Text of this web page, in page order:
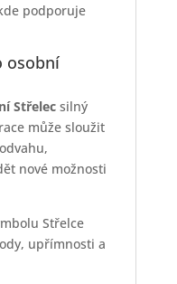
podporuje
osobní
Střelecsilný
může sloužit
nové možnosti
Střelce
upřímnosti a